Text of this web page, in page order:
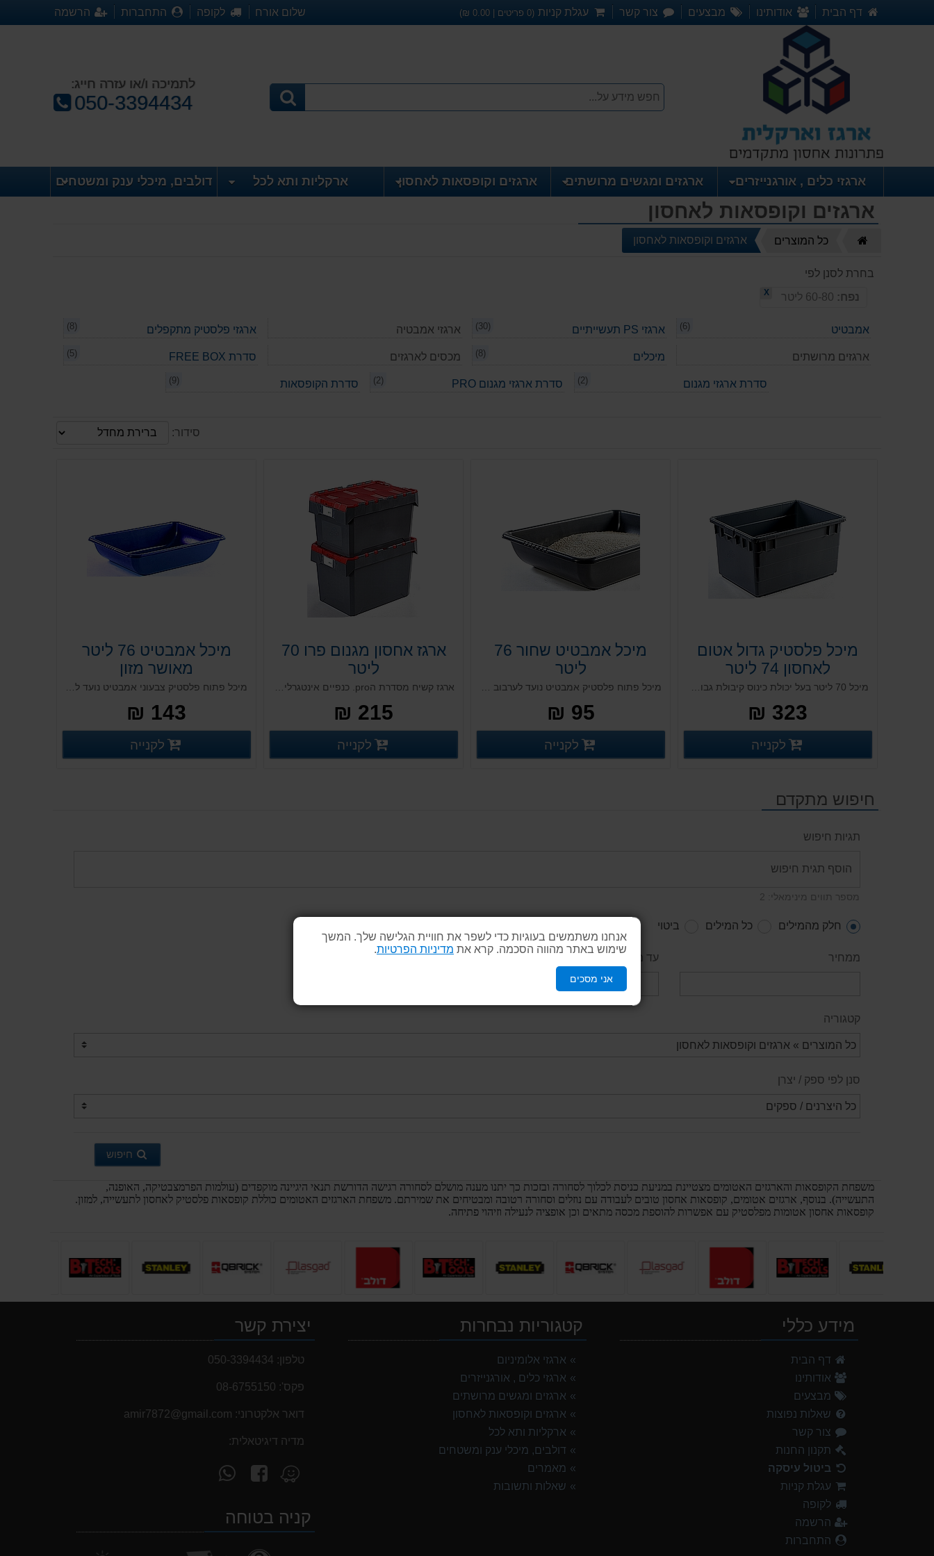
אנחנו משתמשים בעוגיות כדי לשפר את חוויית הגלישה שלך. המשך
שימוש באתר מהווה הסכמה. קרא את מדיניות הפרטיות.
אני מסכים
דף הבית אודותינו מבצעים צור קשר עגלת קניות (
0פריטים | 0.00
₪) שלום אורח לקופה התחברות הרשמה
לתמיכה ו/או עזרה חייג:
טלפון:
050-3394434
ארגזי כלים , אורגנייזרים ארגזים ומגשים מרושתים ארגזים וקופסאות לאחסון ארקליות ותא לכל דולבים, מיכלי ענק ומשטחים
ארגזים וקופסאות לאחסון
כל המוצרים ארגזים וקופסאות לאחסון
בחרת לסנן לפי
נפח:
X
אמבטיט (6) ארגזי PS תעשייתיים (30) ארגזי אמבטיה ארגזי פלסטיק מתקפלים (8)
ארגזים מרושתים מיכלים (8) מכסים לארגזים סדרת FREE BOX (5)
סדרת ארגזי מגנום (2) סדרת ארגזי מגנום PRO (2) סדרת הקופסאות (9)
סידור:
מיכל פלסטיק גדול אטום
לאחסון 74 ליטר
323 ₪
פרטים נוספים
לקנייה
מיכל אמבטיט שחור 76
ליטר
95 ₪
פרטים נוספים
לקנייה
ארגז אחסון מגנום פרו 70
ליטר
215 ₪
פרטים נוספים
לקנייה
מיכל אמבטיט 76 ליטר
מאושר מזון
143 ₪
פרטים נוספים
לקנייה
חיפוש מתקדם
תגיות חיפוש
מספר תווים מינימאלי: 2
חלק מהמילים כל המילים ביטוי
ממחיר עד מחיר
קטגוריה
סנן לפי ספק / יצרן
חיפוש
משפחת הקופסאות והארגזים האטומים מצטיינת במניעת כניסת לכלוך לסחורה ובזכות כך יתנו מענה מושלם לסחורה רגישה הדורשת תנאי היגיינה מוקפדים (עולמות הפרמצבטיקה, האופנה,
התעשייה). בנוסף, ארגזים אטומים, קופסאות אחסון טובים לעבודה עם נוזלים וסחורה רטובה ומבטיחים את שמירתם. משפחת הארגזים האטומים כוללת קופסאות פלסטיק לאחסון לתעשייה, למזון.
קופסאות אחסון אטומות מפלסטיק עם אפשרות להוספת מכסה מתאים וכן אופציה לנעילה וזיהוי פתיחה.
מידע כללי
דף הבית
אודותינו
מבצעים
שאלות נפוצות
צור קשר
תקנון החנות
ביטול עיסקה
עגלת קניות
לקופה
הרשמה
התחברות
קטגוריות נבחרות
ארגזי אלומיניום
ארגזי כלים , אורגנייזרים
ארגזים ומגשים מרושתים
ארגזים וקופסאות לאחסון
ארקליות ותא לכל
דולבים, מיכלי ענק ומשטחים
מאמרים
שאלות ותשובות
יצירת קשר
טלפון: 050-3394434
פקס': 08-6755150
דואר אלקטרוני: ‫amir7872@gmail.com‬
מדיה דיגיטאלית:
מצא
אותנו
Waze
עקוב
אחרינו
facebookקניה בטוחה